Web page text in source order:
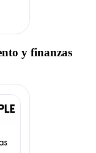
y finanzas